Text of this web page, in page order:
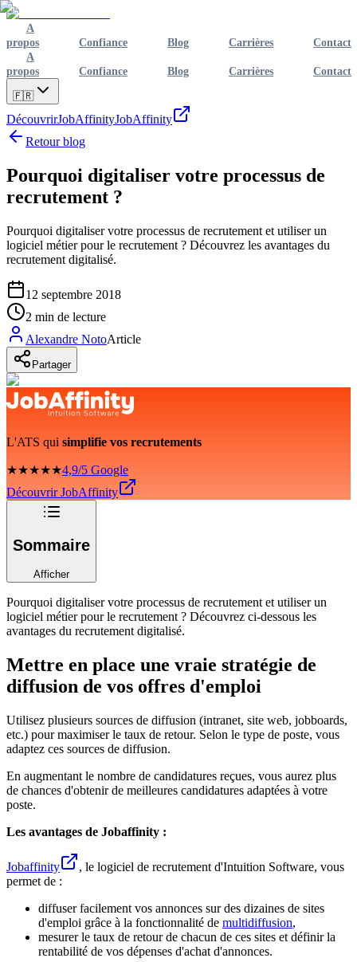
A
propos
Confiance Blog Carrières
Contact
A
propos
Confiance Blog Carrières Contact
🇫🇷
DécouvrirJobAffinityJobAffinity
Retour blog
Pourquoi digitaliser votre processus de
recrutement ?
Pourquoi digitaliser votre processus de recrutement et utiliser un
logiciel métier pour le recrutement ? Découvrez les avantages du
recrutement digitalisé.
12 septembre 2018
2 min de lecture
Alexandre NotoArticle
Partager
L'ATS qui simplifie vos recrutements
★★★★★4,9/5 Google
Découvrir JobAffinity
Sommaire
Afficher
Pourquoi digitaliser votre processus de recrutement et utiliser un
logiciel métier pour le recrutement ? Découvrez ci-dessous les
avantages du recrutement digitalisé.
Mettre en place une vraie stratégie de
diffusion de vos offres d'emploi
Utilisez plusieurs sources de diffusion (intranet, site web, jobboards,
etc.) pour maximiser le taux de retour. Selon le type de poste, vous
adaptez ces sources de diffusion.
En augmentant le nombre de candidatures reçues, vous aurez plus
de chances d'obtenir de meilleures candidatures adaptées à votre
poste.
Les avantages de Jobaffinity :
Jobaffinity
, le logiciel de recrutement d'Intuition Software, vous
permet de :
diffuser facilement vos annonces sur des dizaines de sites
d'emploi grâce à la fonctionnalité de multidiffusion,
mesurer le taux de retour de chacun de ces sites et définir la
rentabilité de vos dépenses d'achat d'annonces.